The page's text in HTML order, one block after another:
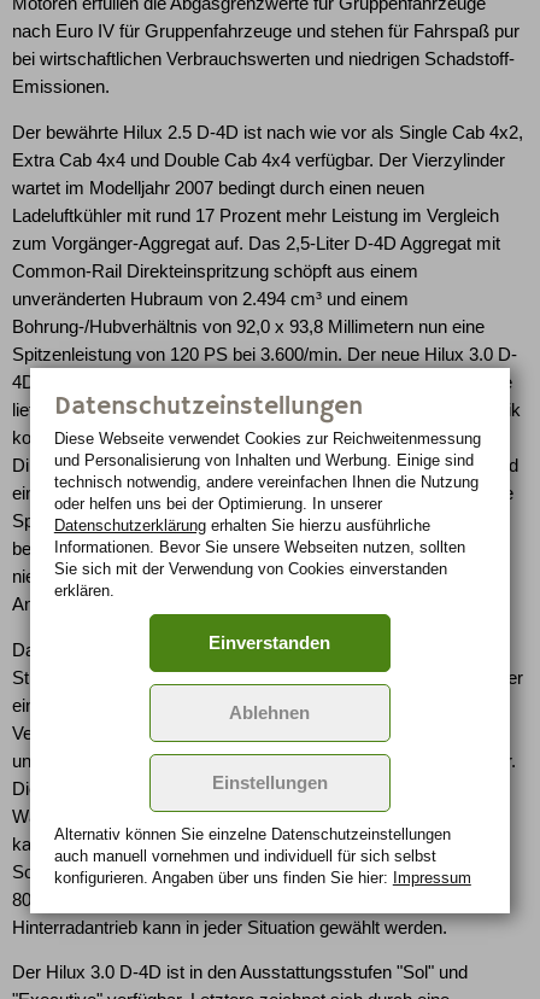
Motoren erfüllen die Abgasgrenzwerte für Gruppenfahrzeuge
nach Euro IV für Gruppenfahrzeuge und stehen für Fahrspaß pur
bei wirtschaftlichen Verbrauchswerten und niedrigen Schadstoff-
Emissionen.
Der bewährte Hilux 2.5 D-4D ist nach wie vor als Single Cab 4x2,
Extra Cab 4x4 und Double Cab 4x4 verfügbar. Der Vierzylinder
wartet im Modelljahr 2007 bedingt durch einen neuen
Ladeluftkühler mit rund 17 Prozent mehr Leistung im Vergleich
zum Vorgänger-Aggregat auf. Das 2,5-Liter D-4D Aggregat mit
Common-Rail Direkteinspritzung schöpft aus einem
unveränderten Hubraum von 2.494 cm³ und einem
Bohrung-/Hubverhältnis von 92,0 x 93,8 Millimetern nun eine
Spitzenleistung von 120 PS bei 3.600/min. Der neue Hilux 3.0 D-
4D ist exklusiv als Double Cab 4x4 mit Fünfgang-Schaltgetriebe
lieferbar. Auf Wunsch lässt er sich mit einer Vierstufen-Automatik
kombinieren. Der 3,0-Liter Turbodiesel mit Common-Rail
Direkteinspritzung liefert aus einem Hubraum von 2.982 cm³ und
einem Bohrung-/Hubverhältnis von 96,0 x 103,0 Millimetern eine
Spitzenleistung von 171 PS bei 3.600/min. Jeder Hilux
beeindruckt dank der hohen Drehmomentausbeute bereits bei
niedrigen Drehzahlen durch einen spontanen und kraftvollen
Antritt.
Damit der Toyota Pickup seinen Weg auch abseits befestigter
Straßen findet, verfügen Extra Cab 4x4 und Double Cab 4x4 über
einen zuschaltbaren Allradantrieb mit Geländeuntersetzung. Ein
Verteilergetriebe, das die Antriebskräfte des Motors auf Vorder-
und Hinterachse aufteilt, stellt ein Höchstmaß an Traktion sicher.
Die Bedienung des Allradantriebs ist denkbar einfach. Mit einem
Wählhebel, der griffgünstig neben dem Schalthebel platziert ist,
kann der Fahrer zwischen Heck- und Allradantrieb wählen.
Sowohl bei Stillstand als auch bis zu einer Geschwindigkeit von
80 km/h kann der Allradantrieb aktiviert werden. Der
Hinterradantrieb kann in jeder Situation gewählt werden.
Der Hilux 3.0 D-4D ist in den Ausstattungsstufen "Sol" und
Datenschutzeinstellungen
Diese Webseite verwendet Cookies zur Reichweiten­messung
und Personalisierung von Inhalten und Werbung. Einige sind
technisch notwendig, andere vereinfachen Ihnen die Nutzung
oder helfen uns bei der Optimierung. In unserer
Datenschutzerklärungerhalten Sie hierzu ausführliche
Informationen. Bevor Sie unsere Webseiten nutzen, sollten
Sie sich mit der Verwendung von Cookies einverstanden
erklären.
Einverstanden
Ablehnen
Einstellungen
Alternativ können Sie einzelne Datenschutz­ein­stellungen
auch manuell vor­nehmen und indivi­duell für sich selbst
konfigurieren. Angaben über uns finden Sie hier: Impressum